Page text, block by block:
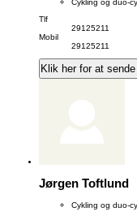
Cykling og duo-
Tlf
29125211
Mobil
29125211
Klik her for at
Jørgen Toftlund
Cykling og duo-